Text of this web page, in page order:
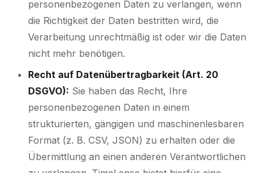
personenbezogenen Daten zu verlangen, wenn
die Richtigkeit der Daten bestritten wird, die
Verarbeitung unrechtmäßig ist oder wir die Daten
nicht mehr benötigen.
Recht auf Datenübertragbarkeit (Art. 20
DSGVO): Sie haben das Recht, Ihre
personenbezogenen Daten in einem
strukturierten, gängigen und maschinenlesbaren
Format (z. B. CSV, JSON) zu erhalten oder die
Übermittlung an einen anderen Verantwortlichen